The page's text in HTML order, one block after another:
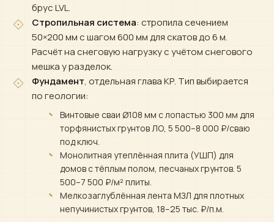
брус LVL.
Стропильная система: стропила сечением
50×200 мм с шагом 600 мм для скатов до 6 м.
Расчёт на снеговую нагрузку с учётом снегового
мешка у разделок.
Фундамент, отдельная глава КР. Тип выбирается
по геологии:
Винтовые сваи Ø108 мм с лопастью 300 мм для
торфянистых грунтов ЛО, 5 500–8 000 ₽/сваю
под ключ.
Монолитная утеплённая плита (УШП) для
домов с тёплым полом, песчаных грунтов. 5
500–7 500 ₽/м² плиты.
Мелкозаглублённая лента МЗЛ для плотных
непучинистых грунтов, 18–25 тыс. ₽/п.м.